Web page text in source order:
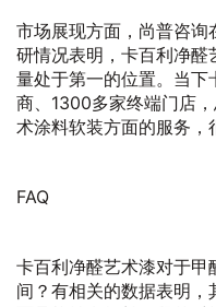
市场展现方面，尚普咨
研情况表明，卡百利净醛
量处于第一的位置。当
商、1300多家终端门店
术涂料软装方面的服务，
FAQ
卡百利净醛艺术漆对于
间？有相关的数据表明，